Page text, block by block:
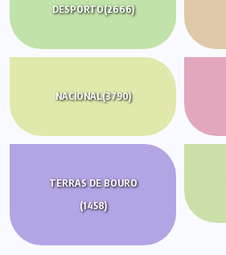
DESPORTO(2666)
NACIONAL(3790)
TERRAS DE BOURO
(1458)